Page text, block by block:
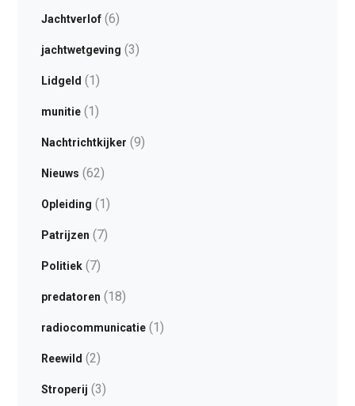
Jachtverlof(6)
jachtwetgeving (3)
Lidgeld (1)
munitie(1)
Nachtrichtkijker (9)
Nieuws (62)
Opleiding (1)
Patrijzen (7)
Politiek(7)
predatoren (18)
radiocommunicatie(1)
Reewild (2)
Stroperij (3)